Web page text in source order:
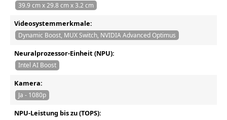
39.9 cm x 29.8 cm x 3.2 cm
Videosystemmerkmale:
Dynamic Boost, MUX Switch, NVIDIA Advanced Optimus
Neuralprozessor-Einheit (NPU):
Intel AI Boost
Kamera:
Ja - 1080p
NPU-Leistung bis zu (TOPS):